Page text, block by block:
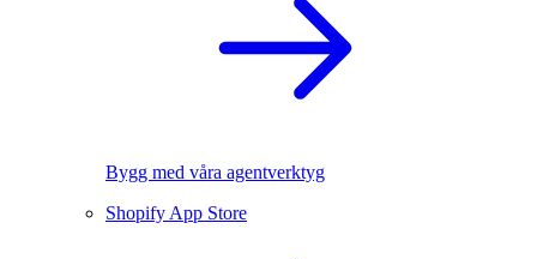
Bygg med våra agentverktyg
Shopify App Store